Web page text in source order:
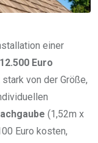
einer
Euro
von der Größe,
(1,52m x
Euro kosten,